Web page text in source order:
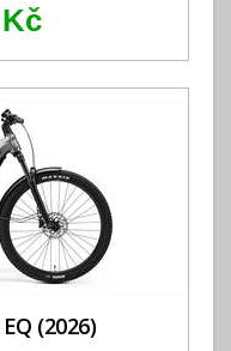
(2026)